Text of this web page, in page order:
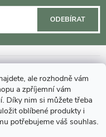
ale rozhodně vám
a zpříjemní vám
Díky nim si můžete třeba
oblíbené produkty i
potřebujeme váš souhlas.
ODEBÍRAT